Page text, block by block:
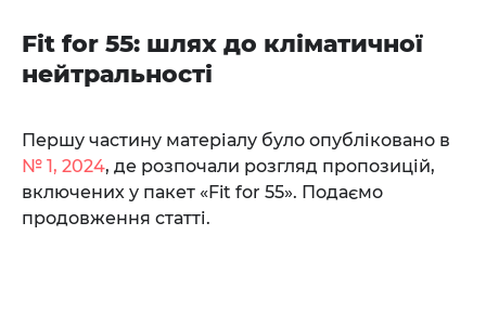
Fit for 55: шлях до кліматичної
нейтральності
Першу частину матеріалу було опубліковано в
№ 1, 2024, де розпочали розгляд пропозицій,
включених у пакет «Fit for 55». Подаємо
продовження статті.